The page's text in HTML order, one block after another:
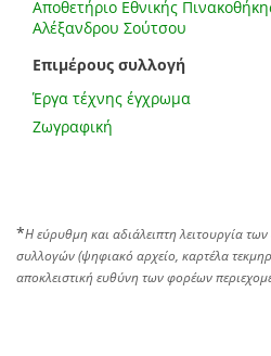
Αποθετήριο Εθνικής
Αλέξανδρου Σούτσου
Επιμέρους συλλογή
Έργα τέχνης έγχρωμα
Ζωγραφική
*Η εύρυθμη και αδιάλειπτη λειτουργία
συλλογών (ψηφιακό αρχείο, καρτέλα
αποκλειστική ευθύνη των φορέων